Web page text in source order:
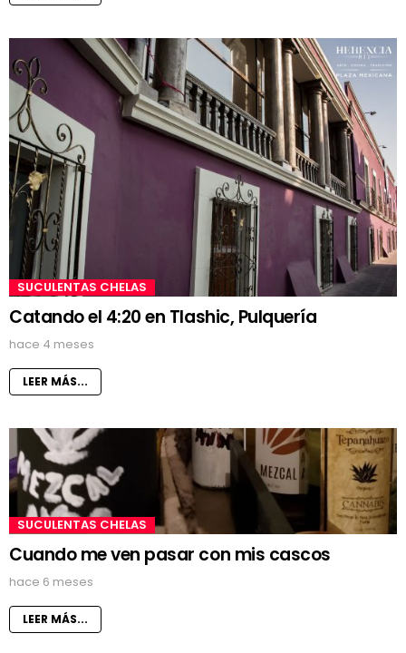
SUCULENTAS CHELAS
Catando el 4:20 en Tlashic, Pulquería
hace 4 meses
LEER MÁS...
SUCULENTAS CHELAS
Cuando me ven pasar con mis cascos
hace 6 meses
LEER MÁS...